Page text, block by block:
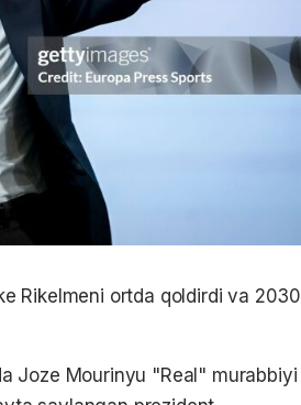
Rikelmeni ortda qoldirdi va 2030
Joze Mourinyu "Real" murabbiyi